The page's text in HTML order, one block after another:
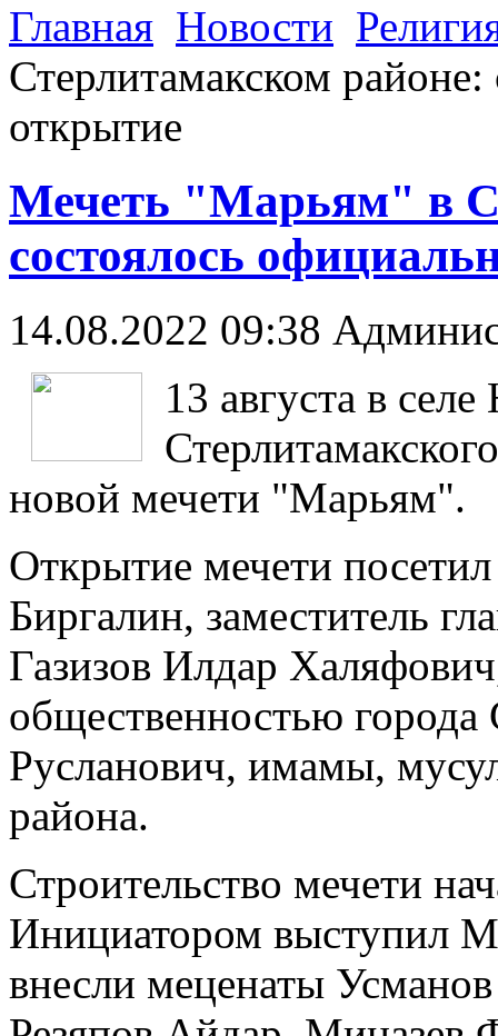
Главная Новости
Стерлитамакском
открытие
Мечеть "Марьям" в
состоялось
14.08.2022 09:38
13 августа в
новой мечети "Марьям".
Открытие мечети
Биргалин, заместитель
Газизов Илдар
общественностью города
Русланович, имамы,
района.
Строительство мечети
Инициатором выступил
внесли меценаты